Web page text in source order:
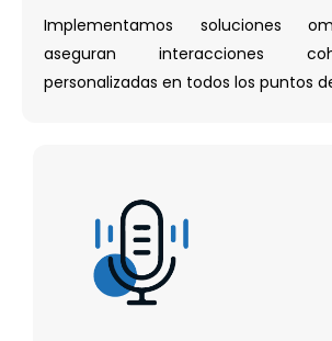
Implementamos soluciones
aseguran interacciones
personalizadas en todos los puntos